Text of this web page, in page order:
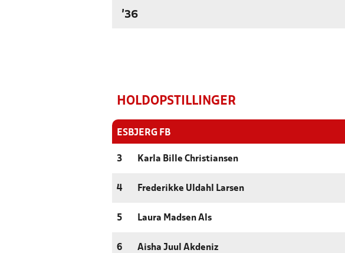
'36
HOLDOPSTILLINGER
ESBJERG FB
3 Karla Bille Christiansen
4 Frederikke Uldahl Larsen
5 Laura Madsen Als
6 Aisha Juul Akdeniz